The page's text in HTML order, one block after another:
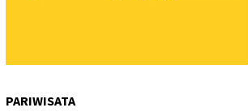
PARIWISATA